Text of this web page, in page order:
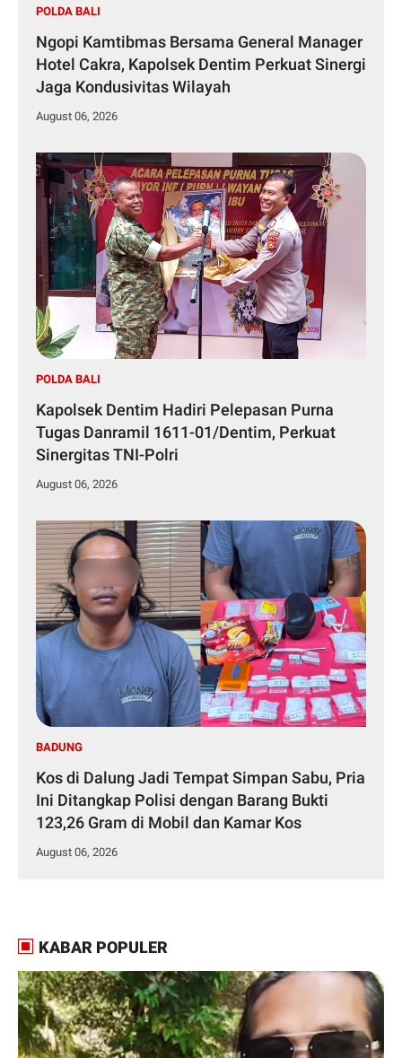
POLDA BALI
Ngopi Kamtibmas Bersama General Manager
Hotel Cakra, Kapolsek Dentim Perkuat Sinergi
Jaga Kondusivitas Wilayah
August 06, 2026
POLDA BALI
Kapolsek Dentim Hadiri Pelepasan Purna
Tugas Danramil 1611-01/Dentim, Perkuat
Sinergitas TNI-Polri
August 06, 2026
BADUNG
Kos di Dalung Jadi Tempat Simpan Sabu, Pria
Ini Ditangkap Polisi dengan Barang Bukti
123,26 Gram di Mobil dan Kamar Kos
August 06, 2026
KABAR POPULER